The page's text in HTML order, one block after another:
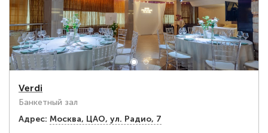
Verdi
Банкетный зал
Адрес: Москва, ЦАО, ул. Радио, 7